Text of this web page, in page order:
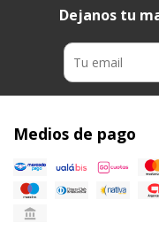
Dejanos tu
Medios de pago